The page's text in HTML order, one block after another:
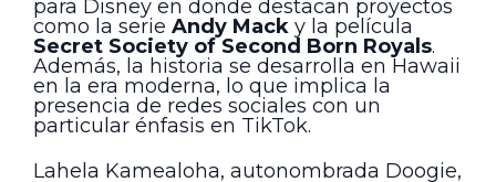
para Disney en donde destacan proyectos
como la serie Andy Mack y la película
Secret Society of Second Born Royals.
Además, la historia se desarrolla en Hawaii
en la era moderna, lo que implica la
presencia de redes sociales con un
particular énfasis en TikTok.
Lahela Kamealoha, autonombrada Doogie,